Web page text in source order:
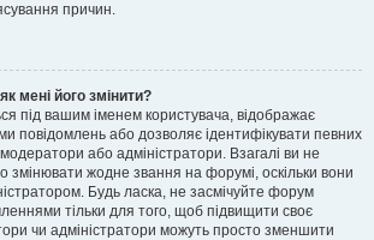
причин.
мені його змінити?
під вашим іменем користувача, відображає
повідомлень або дозволяє ідентифікувати певних
модератори або адміністратори. Взагалі ви не
змінювати жодне звання на форумі, оскільки вони
Будь ласка, не засмічуйте форум
тільки для того, щоб підвищити своє
чи адміністратори можуть просто зменшити